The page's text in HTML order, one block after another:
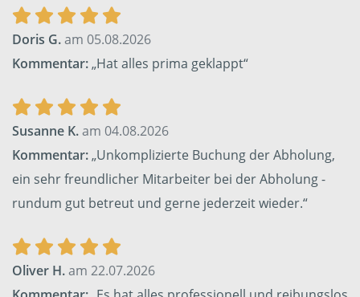
Doris G.am 05.08.2026
Kommentar:„Hat alles prima geklappt“
Susanne K.am 04.08.2026
Kommentar:„Unkomplizierte Buchung der Abholung,
ein sehr freundlicher Mitarbeiter bei der Abholung -
rundum gut betreut und gerne jederzeit wieder.“
Oliver H.am 22.07.2026